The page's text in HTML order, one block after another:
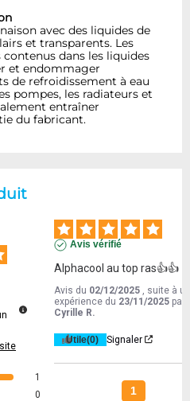
avec des liquides de
et transparents. Les
dans les liquides
et endommager
de refroidissement à eau
pompes, les radiateurs et
entraîner
du fabricant.
1
0
Avis vérifié
Alphacool au top ras👍👍
Avis du 02/12/2025
, suite à
expérience du 23/11/2025 par
Cyrille R.
Utile(0) Signaler
1